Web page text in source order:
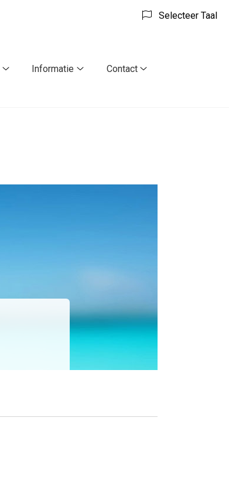
Selecteer Taal
Informatie
Contact